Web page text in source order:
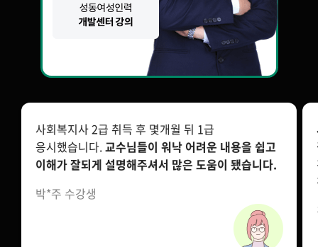
사회복지사 2급 취득 후 몇개월 뒤 1급
응시했습니다.교수님들이 워낙 어려운 내용을 쉽고
이해가 잘되게 설명해주셔서 많은 도움이 됐습니다.
박*주 수강생